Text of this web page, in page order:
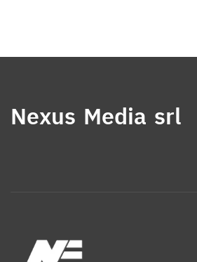
Nexus Media srl